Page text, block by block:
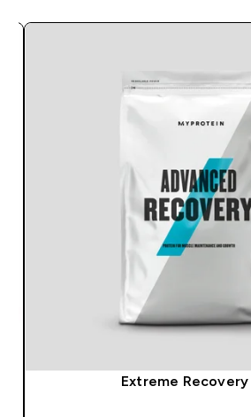
Extreme Recovery